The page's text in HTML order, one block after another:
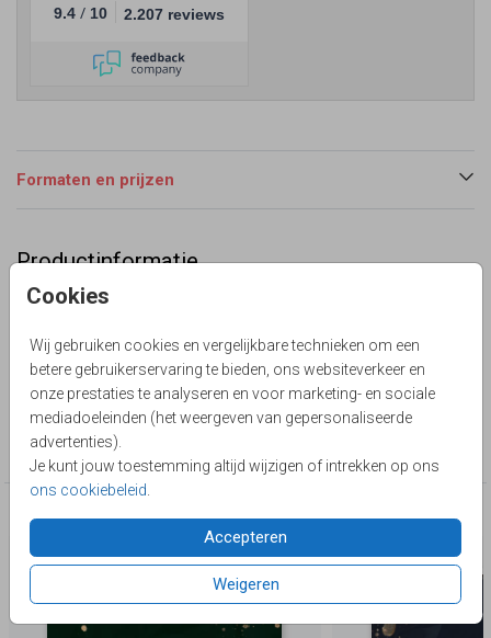
Cookies
Wij gebruiken cookies en vergelijkbare technieken om een
betere gebruikerservaring te bieden, ons websiteverkeer en
onze prestaties te analyseren en voor marketing- en sociale
mediadoeleinden (het weergeven van gepersonaliseerde
advertenties).
Je kunt jouw toestemming altijd wijzigen of intrekken op ons
ons cookiebeleid
Accepteren
Weigeren
9.4 / 10 2.207 reviews
Formaten en prijzen
Productinformatie
Omschrijving
goudkleur watercolor spetters en koper hoogglans lak.
Lievez
Collectie
Hip & Romantisch
Deze producten zijn wellicht ook iets voor je